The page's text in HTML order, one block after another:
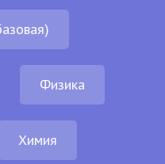
Физика
Химия